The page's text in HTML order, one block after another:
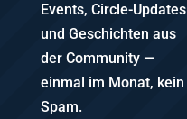
Events, Circle-Updates
und Geschichten aus
der Community —
einmal im Monat, kein
Spam.